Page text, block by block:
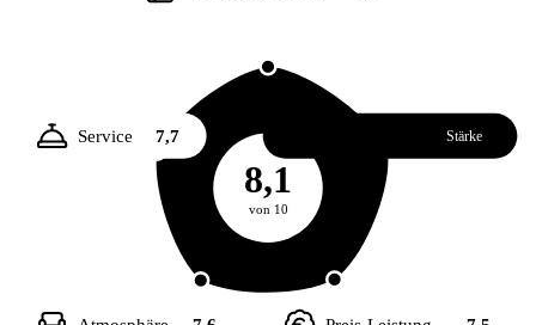
8,1
von 10
Stärke
Service 7,7